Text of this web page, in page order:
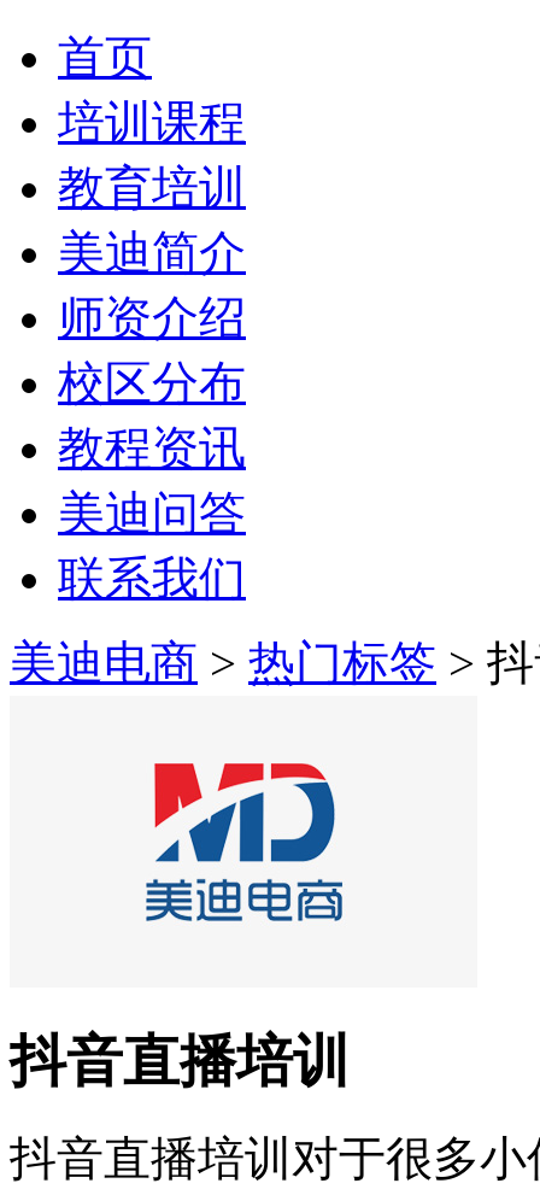
首页
培训课程
教育培训
美迪简介
师资介绍
校区分布
教程资讯
美迪问答
联系我们
美迪电商 > 热门标签 >
抖音直播培训
抖音直播培训对于很多